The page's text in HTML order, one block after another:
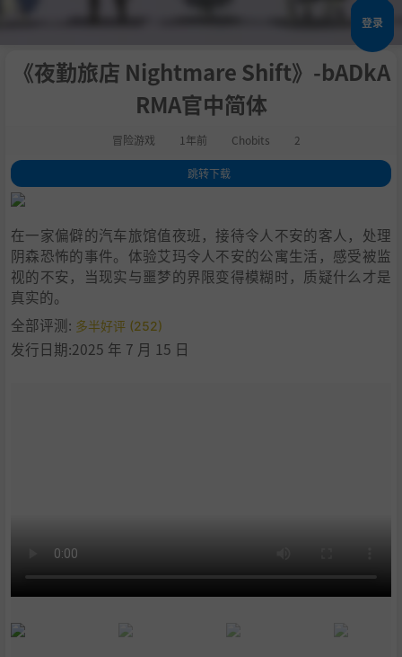
登录
《夜勤旅店 Nightmare Shift》-bADkA
RMA官中简体
冒险游戏 1年前 Chobits 2
跳转下载
1
3
脆弱的日常事务
4.神秘的面孔
5.揭开噩梦
6
游戏特色:
7.系统需求
8. 支持作者
在一家偏僻的汽车旅馆值夜班，接待令人不安的客人，处理
阴森恐怖的事件。体验艾玛令人不安的公寓生活，感受被监
视的不安，当现实与噩梦的界限变得模糊时，质疑什么才是
真实的。
全部评测: 多半好评 (252)
发行日期:2025 年 7 月 15 日